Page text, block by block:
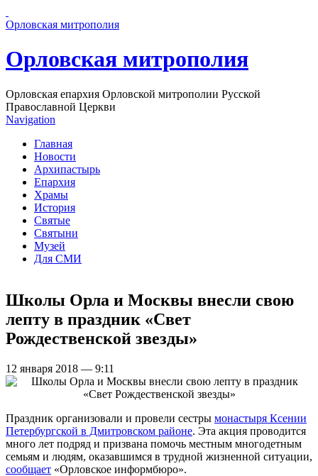
Орловская митрополия
Орловская митрополия
Орловская епархия Орловской митрополии Русской
Православной Церкви
Navigation
Главная
Новости
Архипастырь
Епархия
Храмы
История
Святые
Святыни
Музей
Для СМИ
Школы Орла и Москвы внесли свою
лепту в праздник «Свет
Рождественской звезды»
12 января 2018 — 9:11
Праздник организовали и провели сестры монастыря Ксении
Петербургской в Дмитровском районе. Эта акция проводится
много лет подряд и призвана помочь местным многодетным
семьям и людям, оказавшимся в трудной жизненной ситуации,
сообщает «Орловское информбюро».